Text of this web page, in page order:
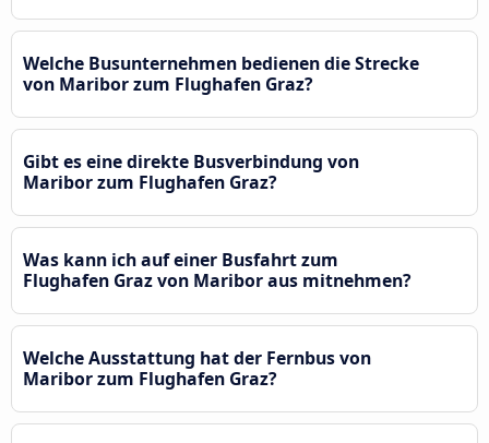
Welche Busunternehmen bedienen die Strecke
von Maribor zum Flughafen Graz?
Gibt es eine direkte Busverbindung von
Maribor zum Flughafen Graz?
Was kann ich auf einer Busfahrt zum
Flughafen Graz von Maribor aus mitnehmen?
Welche Ausstattung hat der Fernbus von
Maribor zum Flughafen Graz?